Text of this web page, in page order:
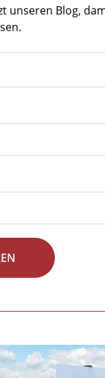
unseren Blog,